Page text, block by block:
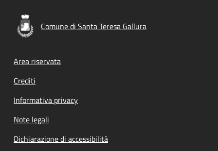
Comune di Santa Teresa Gallura
Footer menu
Area riservata
Crediti
Informativa privacy
Note legali
Dichiarazione di accessibilità